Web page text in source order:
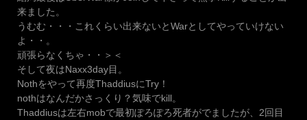
来ました。
うむむ・・・これくらい出来ないとWarとしてやっていけない
よ・・。
頑張らなくちゃ・・＞＜
そして夜はNaxx3day目。
Nothをやって再度ThaddiusにTry！
nothはなんだかさっくり？気味でkill。
Thaddiusは左右mobで最初ぽろぽろ死者がでましたが、2回目